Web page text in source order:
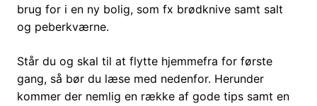
brug for i en ny bolig, som fx brødknive samt salt
og peberkværne.
Står du og skal til at flytte hjemmefra for første
gang, så bør du læse med nedenfor. Herunder
kommer der nemlig en række af gode tips samt en